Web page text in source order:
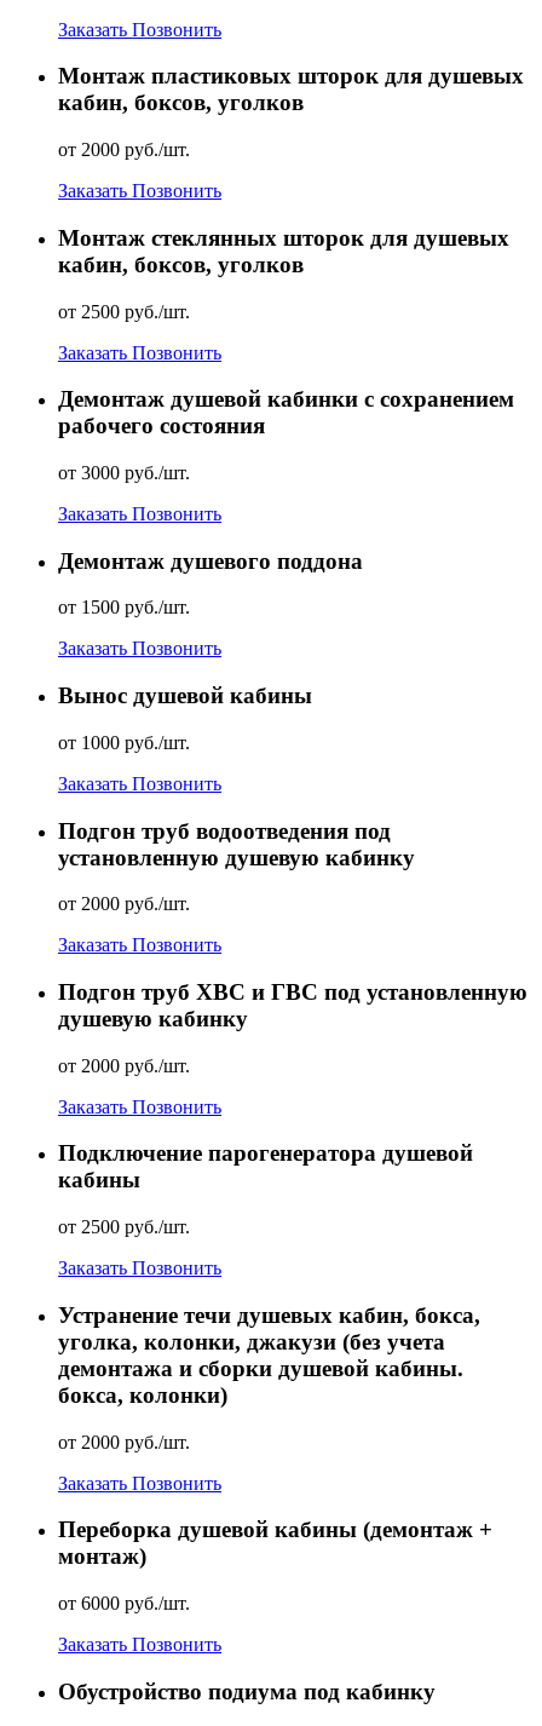
Заказать Позвонить
Монтаж пластиковых шторок для душевых
кабин, боксов, уголков
от 2000 руб./шт.
Заказать Позвонить
Монтаж стеклянных шторок для душевых
кабин, боксов, уголков
от 2500 руб./шт.
Заказать Позвонить
Демонтаж душевой кабинки с сохранением
рабочего состояния
от 3000 руб./шт.
Заказать Позвонить
Демонтаж душевого поддона
от 1500 руб./шт.
Заказать Позвонить
Вынос душевой кабины
от 1000 руб./шт.
Заказать Позвонить
Подгон труб водоотведения под
установленную душевую кабинку
от 2000 руб./шт.
Заказать Позвонить
Подгон труб ХВС и ГВС под установленную
душевую кабинку
от 2000 руб./шт.
Заказать Позвонить
Подключение парогенератора душевой
кабины
от 2500 руб./шт.
Заказать Позвонить
Устранение течи душевых кабин, бокса,
уголка, колонки, джакузи (без учета
демонтажа и сборки душевой кабины.
бокса, колонки)
от 2000 руб./шт.
Заказать Позвонить
Переборка душевой кабины (демонтаж +
монтаж)
от 6000 руб./шт.
Заказать Позвонить
Обустройство подиума под кабинку